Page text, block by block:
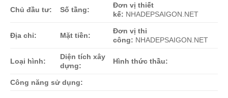
Chủ đầu tư: Số tầng:
Đơn vị thiết
kế: NHADEPSAIGON.NET
Địa chỉ: Mặt tiền:
Đơn vị thi
công: NHADEPSAIGON.NET
Loại hình:
Diện tích xây
dựng:
Hình thức thầu:
Công năng sử dụng: